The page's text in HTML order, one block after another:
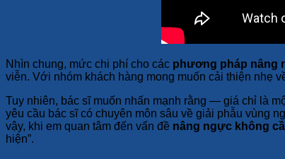
Nhìn chung, mức chi phí cho các phương pháp nâng
viễn. Với nhóm khách hàng mong muốn cải thiện nhẹ
Tuy nhiên, bác sĩ muốn nhấn mạnh rằng — giá chỉ là
yêu cầu bác sĩ có chuyên môn sâu về giải phẫu vùng
vậy, khi em quan tâm đến vấn đề nâng ngực không
hiện”.